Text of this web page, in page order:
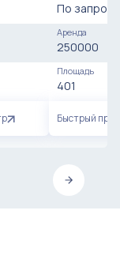
По запросу
Аренда
250000
Площадь
401
Быстрый